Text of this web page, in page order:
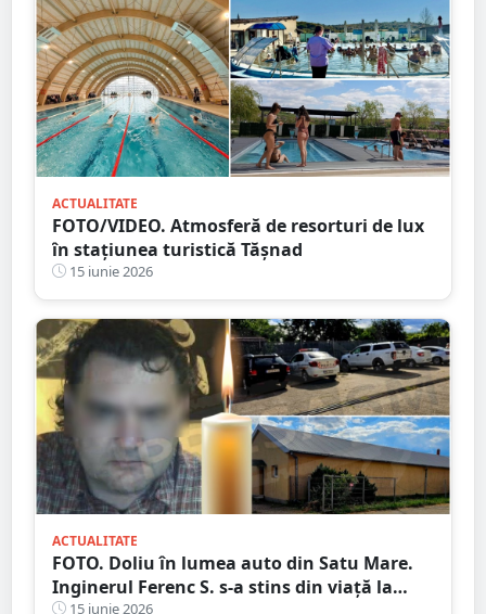
ACTUALITATE
FOTO/VIDEO. Atmosferă de resorturi de lux
în stațiunea turistică Tășnad
15 iunie 2026
ACTUALITATE
FOTO. Doliu în lumea auto din Satu Mare.
Inginerul Ferenc S. s-a stins din viață la
15 iunie 2026